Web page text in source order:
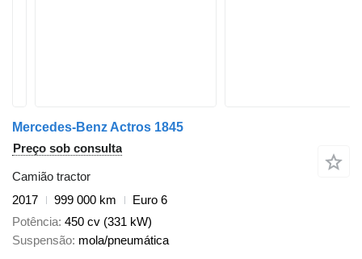
Mercedes-Benz Actros 1845
Preço sob consulta
Camião tractor
2017
999 000 km
Euro 6
Potência 450 cv (331 kW)
Suspensão mola/pneumática